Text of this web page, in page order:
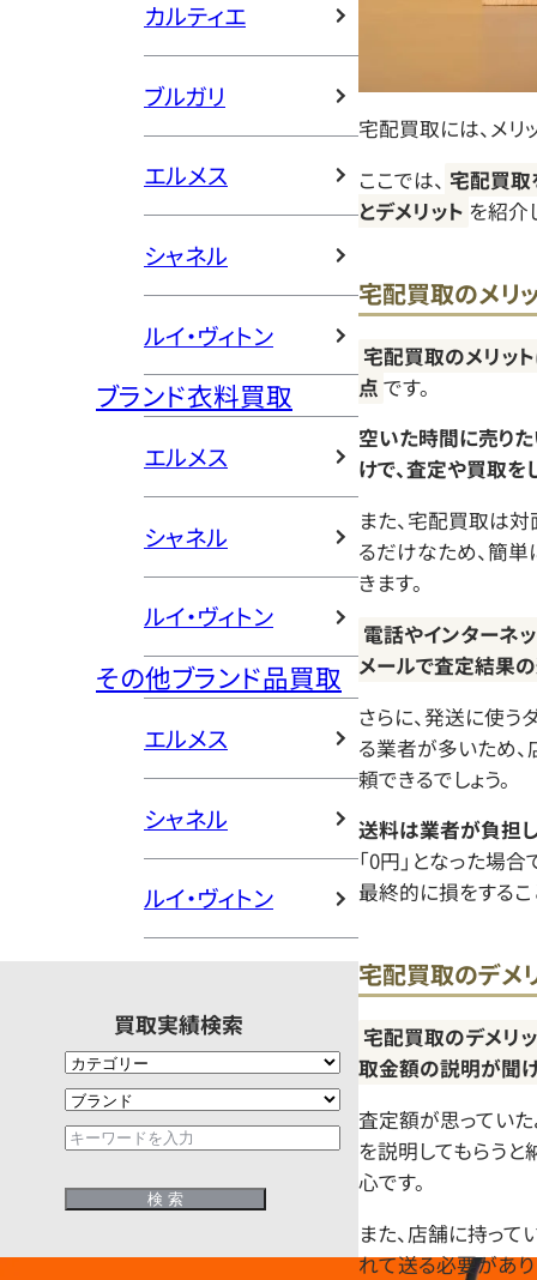
カルティエ
ブルガリ
エルメス
シャネル
ルイ・ヴィトン
ブランド衣料買取
エルメス
シャネル
ルイ・ヴィトン
その他ブランド品買取
エルメス
シャネル
ルイ・ヴィトン
買取実績検索
宅配買取には、メリ
ここでは、 宅配買取
とデメリット を紹介
宅配買取のメリ
宅配買取のメリッ
点 です。
空いた時間に売り
けで、査定や買取を
また、宅配買取は
るだけなため、簡
きます。
電話やインターネ
メールで査定結果
さらに、発送に使
る業者が多いため
頼できるでしょう。
送料は業者が負担
「0円」となった場
最終的に損をするこ
宅配買取のデメ
宅配買取のデメリ
取金額の説明が聞
査定額が思ってい
を説明してもらう
心です。
また、店舗に持って
れて送る必要があり